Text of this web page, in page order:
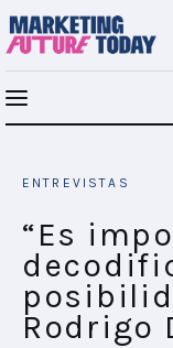
FUTURE
ENTREVISTAS
“Es
Rodrigo